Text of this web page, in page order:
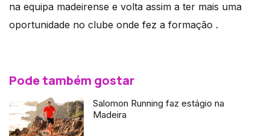
na equipa madeirense e volta assim a ter mais uma
oportunidade no clube onde fez a formação .
Pode também gostar
Salomon Running faz estágio na
Madeira